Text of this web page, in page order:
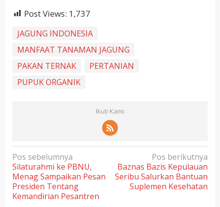
Post Views: 1,737
JAGUNG INDONESIA
MANFAAT TANAMAN JAGUNG
PAKAN TERNAK
PERTANIAN
PUPUK ORGANIK
Ikuti Kami
N
a
v
i
Pos sebelumnya
Silaturahmi ke PBNU,
Menag Sampaikan Pesan
Presiden Tentang
Kemandirian Pesantren
Pos berikutnya
Baznas Bazis Kepulauan
Seribu Salurkan Bantuan
Suplemen Kesehatan